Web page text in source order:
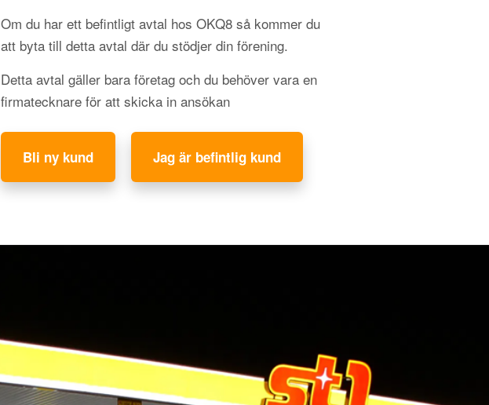
Om du har ett befintligt avtal hos OKQ8 så kommer du
att byta till detta avtal där du stödjer din förening.
Detta avtal gäller bara företag och du behöver vara en
firmatecknare för att skicka in ansökan
Bli ny kund Jag är befintlig kund